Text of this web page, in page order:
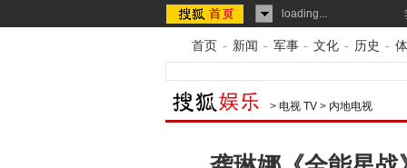
loading...
首页 - 新闻 - 军事 - 文化 - 历史 -
> 电视 TV > 内地电视